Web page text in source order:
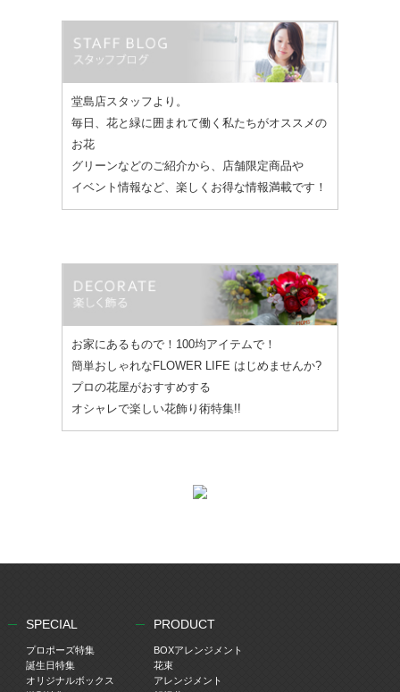
堂島店スタッフより。
毎日、花と緑に囲まれて働く私たちがオススメの
お花
グリーンなどのご紹介から、店舗限定商品や
イベント情報など、楽しくお得な情報満載です！
お家にあるもので！100均アイテムで！
簡単おしゃれなFLOWER LIFE はじめませんか?
プロの花屋がおすすめする
オシャレで楽しい花飾り術特集!!
SPECIAL
プロポーズ特集
誕生日特集
オリジナルボックス
PRODUCT
BOXアレンジメント
花束
アレンジメント